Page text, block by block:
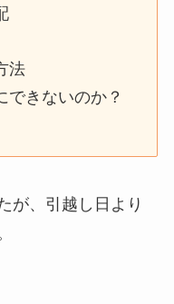
法
できないのか？
が、引越し日より